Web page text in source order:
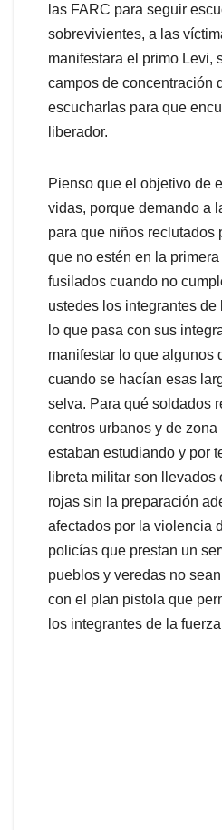
las FARC para seguir
sobrevivientes, a las
manifestara el primo Levi,
campos de concentración
escucharlas para que
liberador.
Pienso que el objetivo de
vidas, porque demando a
para que niños reclutados
que no estén en la
fusilados cuando no
ustedes los integrantes
lo que pasa con sus
manifestar lo que algunos
cuando se hacían esas
selva. Para qué soldados
centros urbanos y de
estaban estudiando y por
libreta militar son
rojas sin la preparación
afectados por la violencia
policías que prestan un
pueblos y veredas no
con el plan pistola que
los integrantes de la